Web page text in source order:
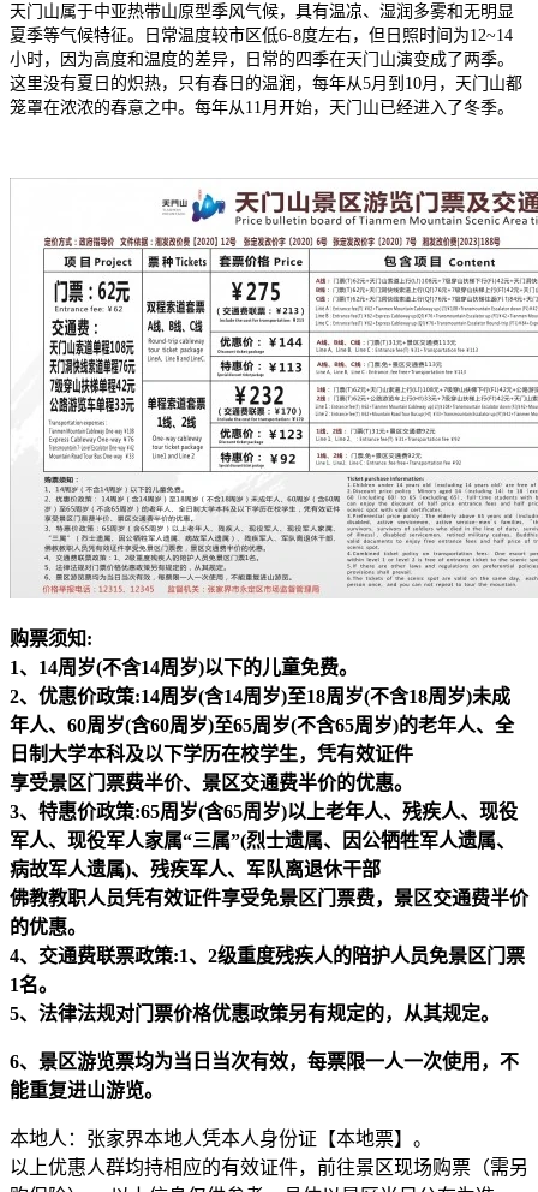
天门山属于中亚热带山原型季风气候，具有温凉、湿润多雾和无明显
夏季等气候特征。日常温度较市区低6-8度左右，但日照时间为12~14
小时，因为高度和温度的差异，日常的四季在天门山演变成了两季。
这里没有夏日的炽热，只有春日的温润，每年从5月到10月，天门山都
笼罩在浓浓的春意之中。每年从11月开始，天门山已经进入了冬季。
购票须知:
1、14周岁(不含14周岁)以下的儿童免费。
2、优惠价政策:14周岁(含14周岁)至18周岁(不含18周岁)未成
年人、60周岁(含60周岁)至65周岁(不含65周岁)的老年人、全
日制大学本科及以下学历在校学生，凭有效证件
享受景区门票费半价、景区交通费半价的优惠。
3、特惠价政策:65周岁(含65周岁)以上老年人、残疾人、现役
军人、现役军人家属“三属”(烈士遗属、因公牺牲军人遗属、
病故军人遗属)、残疾军人、军队离退休干部
佛教教职人员凭有效证件享受免景区门票费，景区交通费半价
的优惠。
4、交通费联票政策:1、2级重度残疾人的陪护人员免景区门票
1名。
5、法律法规对门票价格优惠政策另有规定的，从其规定。
6、景区游览票均为当日当次有效，每票限一人一次使用，不
能重复进山游览。
本地人：张家界本地人凭本人身份证【本地票】。
以上优惠人群均持相应的有效证件，前往景区现场购票（需另